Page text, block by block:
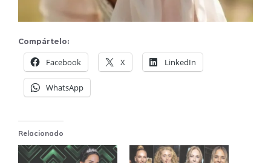
Compártelo:
Facebook X LinkedIn
WhatsApp
Relacionado